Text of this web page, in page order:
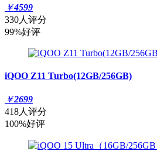
￥4599
330人评分
99%好评
iQOO Z11 Turbo(12GB/256GB)
￥2699
418人评分
100%好评